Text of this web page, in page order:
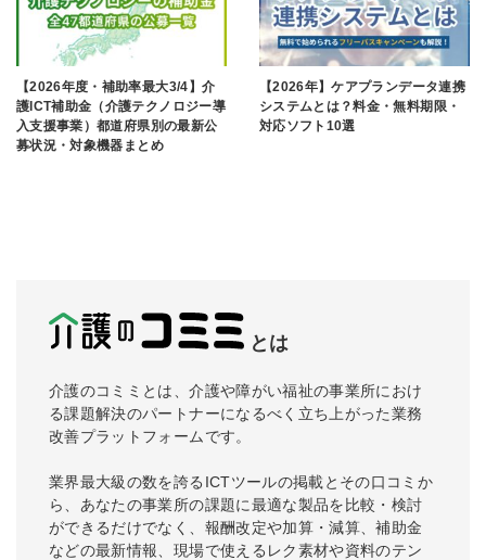
【2026年度・補助率最大3/4】介
護ICT補助金（介護テクノロジー導
入支援事業）都道府県別の最新公
募状況・対象機器まとめ
【2026年】ケアプランデータ連携
システムとは？料金・無料期限・
対応ソフト10選
とは
介護のコミミとは、介護や障がい福祉の事業所におけ
る課題解決のパートナーになるべく立ち上がった業務
改善プラットフォームです。
業界最大級の数を誇るICTツールの掲載とその口コミか
ら、あなたの事業所の課題に最適な製品を比較・検討
ができるだけでなく、報酬改定や加算・減算、補助金
などの最新情報、現場で使えるレク素材や資料のテン